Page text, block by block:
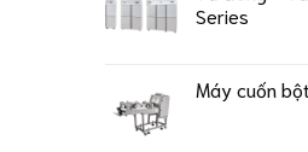
Series
Máy cuốn